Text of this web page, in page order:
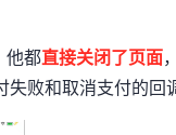
他都直接关闭了页面
失败和取消支付的回